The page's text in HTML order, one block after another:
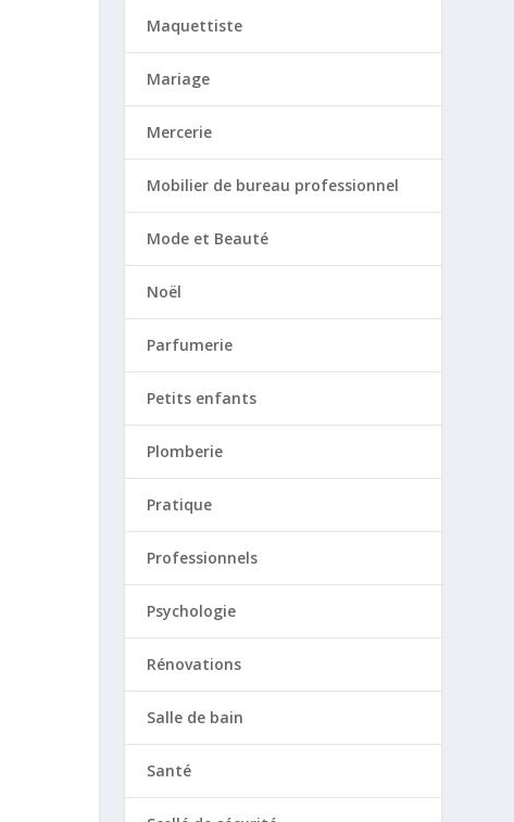
Maquettiste
Mariage
Mercerie
Mobilier de bureau professionnel
Mode et Beauté
Noël
Parfumerie
Petits enfants
Plomberie
Pratique
Professionnels
Psychologie
Rénovations
Salle de bain
Santé